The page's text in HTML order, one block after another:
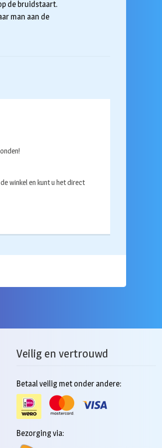
de bruidstaart.
man aan de
winkel en kunt u het direct
Veilig en vertrouwd
Betaal veilig met onder andere:
Bezorging via: